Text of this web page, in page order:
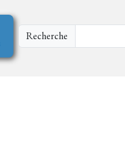
Recherche